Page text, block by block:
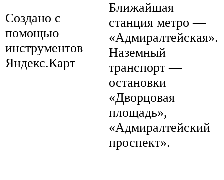
Создано с
помощью
инструментов
Яндекс.Карт
Ближайшая
станция метро —
«Адмиралтейская».
Наземный
транспорт —
остановки
«Дворцовая
площадь»,
«Адмиралтейский
проспект».